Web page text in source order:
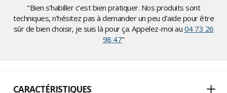
"Bien s’habiller c’est bien pratiquer. Nos produits sont
techniques, n’hésitez pas à demander un peu d’aide pour être
sûr de bien choisir, je suis là pour ça. Appelez-moi au 04 73 26
98 47"
CARACTÉRISTIQUES